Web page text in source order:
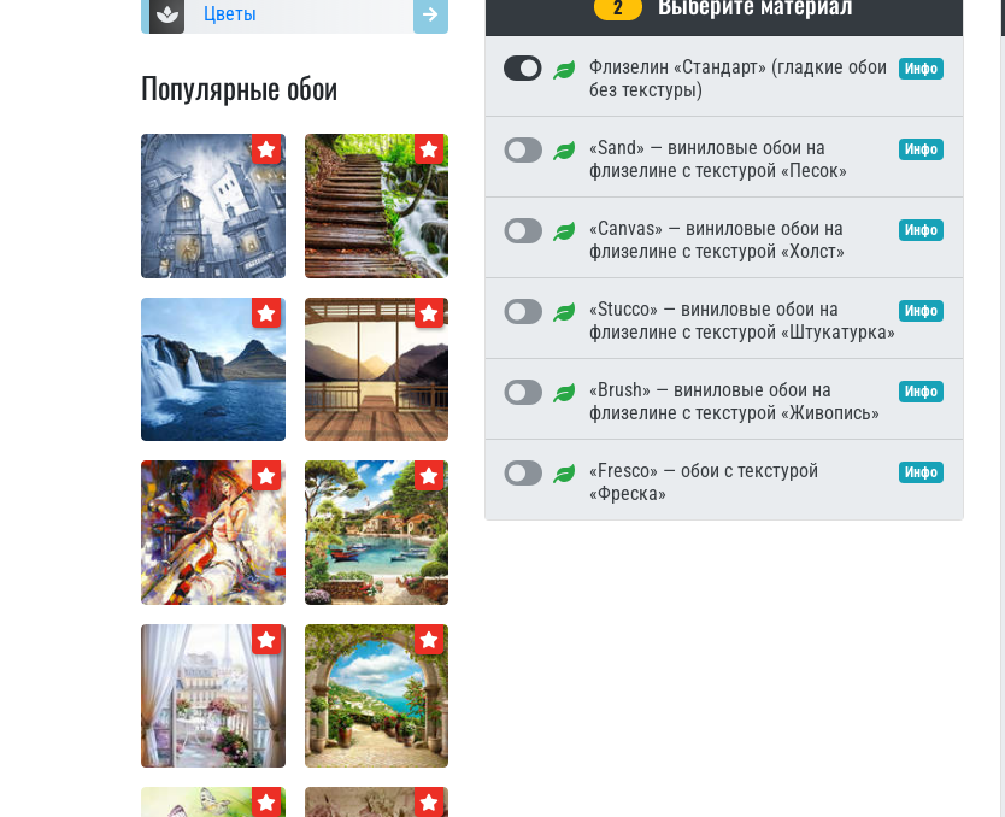
Цветы
Популярные обои
2
Флизелин «Стандарт» (гладкие обои
без текстуры)
Инфо
«Sand» — виниловые обои на
флизелине с текстурой «Песок»
Инфо
«Canvas» — виниловые обои на
флизелине с текстурой «Холст»
Инфо
«Stucco» — виниловые обои на
флизелине с текстурой «Штукатурка»
Инфо
«Brush» — виниловые обои на
флизелине с текстурой «Живопись»
Инфо
«Fresco» — обои с текстурой
«Фреска»
Инфо